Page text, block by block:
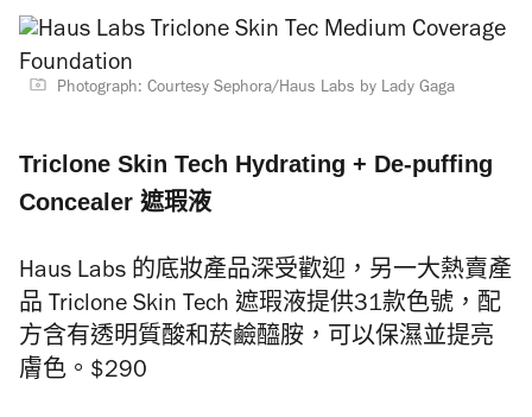
Photograph: Courtesy Sephora/Haus Labs by Lady Gaga
Triclone Skin Tech Hydrating + De-puffing
Concealer 遮瑕液
Haus Labs 的底妝產品深受歡迎，另一大熱賣產
品 Triclone Skin Tech 遮瑕液提供31款色號，配
方含有透明質酸和菸鹼醯胺，可以保濕並提亮
膚色。$290